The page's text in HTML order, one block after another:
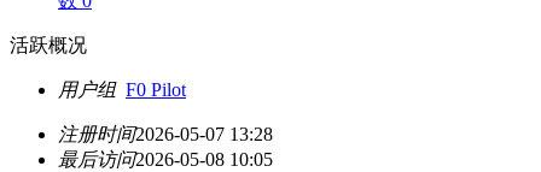
活跃概况
用户组 F0 Pilot
注册时间2026-05-07 13:28
最后访问2026-05-08 10:05